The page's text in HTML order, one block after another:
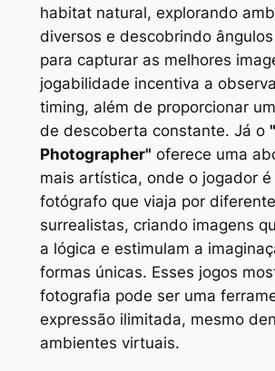
habitat natural, explorando
diversos e descobrindo
para capturar as melhores
jogabilidade incentiva a
timing, além de proporcionar
de descoberta constante. Já o
Photographer" oferece uma
mais artística, onde o jogador é
fotógrafo que viaja por
surrealistas, criando imagens
a lógica e estimulam a
formas únicas. Esses jogos
fotografia pode ser uma
expressão ilimitada, mesmo
ambientes virtuais.